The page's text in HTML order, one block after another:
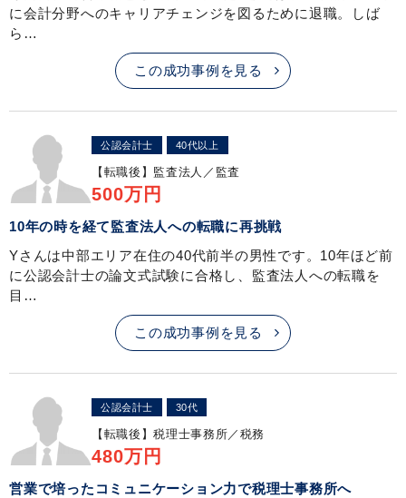
に会計分野へのキャリアチェンジを図るために退職。しば
ら…
この成功事例を見る
公認会計士 40代以上
【転職後】 監査法人／監査
500万円
10年の時を経て監査法人への転職に再挑戦
Yさんは中部エリア在住の40代前半の男性です。10年ほど前
に公認会計士の論文式試験に合格し、監査法人への転職を
目…
この成功事例を見る
公認会計士 30代
【転職後】税理士事務所／税務
480万円
営業で培ったコミュニケーション力で税理士事務所へ